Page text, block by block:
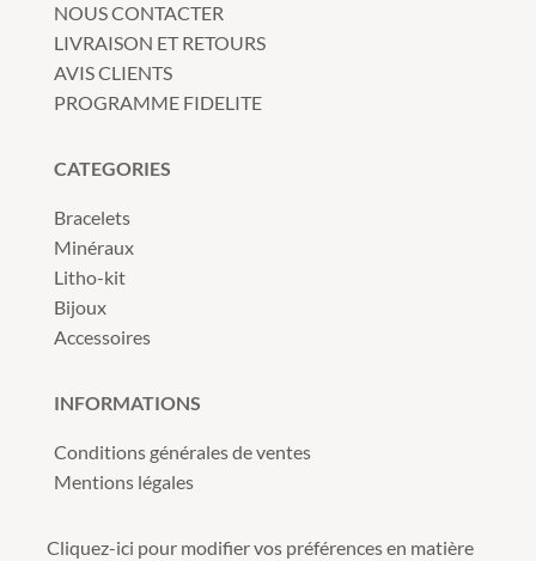
NOUS CONTACTER
LIVRAISON ET RETOURS
AVIS CLIENTS
PROGRAMME FIDELITE
CATEGORIES
Bracelets
Minéraux
Litho-kit
Bijoux
Accessoires
INFORMATIONS
Conditions générales de ventes
Mentions légales
Cliquez-ici pour modifier vos préférences en matière